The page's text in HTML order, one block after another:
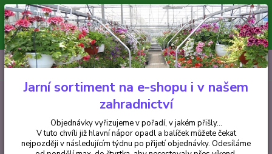
Minimální hodnota pro odeslání z e-shopu je 300 Kč.
V tuto chvíli již hlavní nápor objednávek opadl a balíček můžete čekat
nejpozději v následujícím týdnu po přijetí objednávky. Objednávky
vyřizujeme v pořadí, v jakém přišly...
CZK
Hledat
+420 602 223 614 0ks
za0 Kč
Jarní sortiment na e-shopu i v našem
zahradnictví
Objednávky vyřizujeme v pořadí, v jakém přišly...
V tuto chvíli již hlavní nápor opadl a balíček můžete čekat
nejpozději v následujícím týdnu po přijetí objednávky. Odesíláme